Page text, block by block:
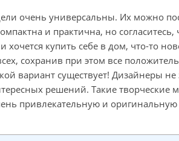
очень универсальны. Их можно
и практична, но
хочется купить себе в дом, что-то
сохранив при этом все
вариант существует! Дизайнеры
решений. Такие творческие
привлекательную и